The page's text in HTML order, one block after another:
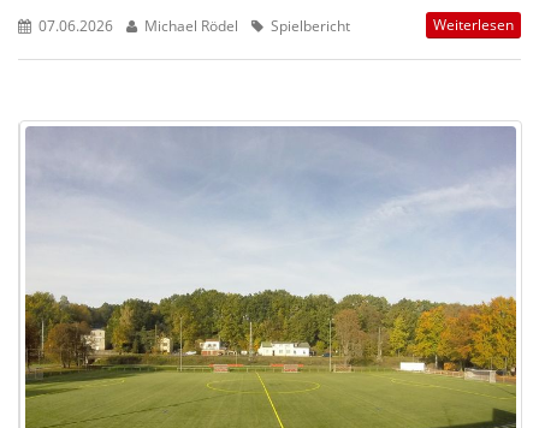
07.06.2026 Michael Rödel Spielbericht Weiterlesen